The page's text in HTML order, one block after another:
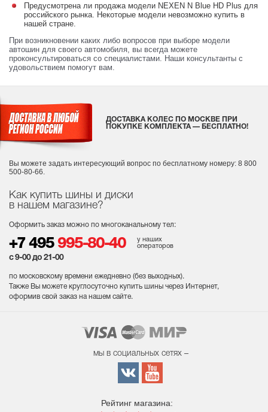
Предусмотрена ли продажа модели NEXEN N Blue HD Plus для
российского рынка. Некоторые модели невозможно купить в
нашей стране.
При возникновении каких либо вопросов при выборе модели
автошин для своего автомобиля, вы всегда можете
проконсультироваться со специалистами. Наши консультанты с
удовольствием помогут вам.
Как купить шины и диски
в нашем магазине?
Оформить заказ можно по многоканальному тел:
+7 495 995-80-40
у наших
операторов
с 9-00 до 21-00
по московскому времени ежедневно (без выходных).
Также Вы можете круглосуточно купить шины через Интернет,
оформив свой заказ на нашем сайте.
ДОСТАВКА КОЛЕС ПО МОСКВЕ ПРИ
ПОКУПКЕ КОМПЛЕКТА — БЕСПЛАТНО!
Вы можете задать интересующий вопрос по бесплатному номеру: 8 800
500-80-66.
мы в социальных сетях –
Рейтинг магазина: